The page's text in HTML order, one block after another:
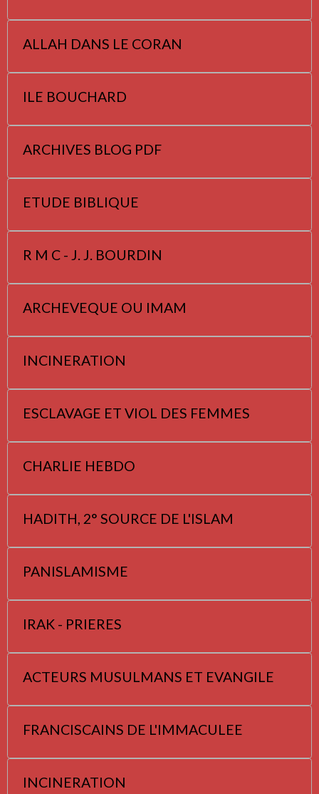
ALLAH DANS LE CORAN
ILE BOUCHARD
ARCHIVES BLOG PDF
ETUDE BIBLIQUE
R M C - J. J. BOURDIN
ARCHEVEQUE OU IMAM
INCINERATION
ESCLAVAGE ET VIOL DES FEMMES
CHARLIE HEBDO
HADITH, 2° SOURCE DE L'ISLAM
PANISLAMISME
IRAK - PRIERES
ACTEURS MUSULMANS ET EVANGILE
FRANCISCAINS DE L'IMMACULEE
INCINERATION